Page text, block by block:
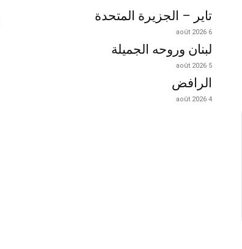
تاير – الجزيرة المتحدة
6 août 2026
لبنان وروحه الجميلة
5 août 2026
الرافض
4 août 2026